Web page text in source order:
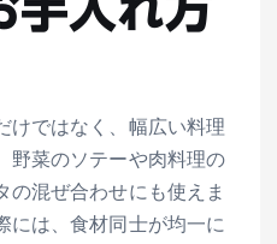
けではなく、幅広い料理
野菜のソテーや肉料理の
の混ぜ合わせにも使えま
には、食材同士が均一に